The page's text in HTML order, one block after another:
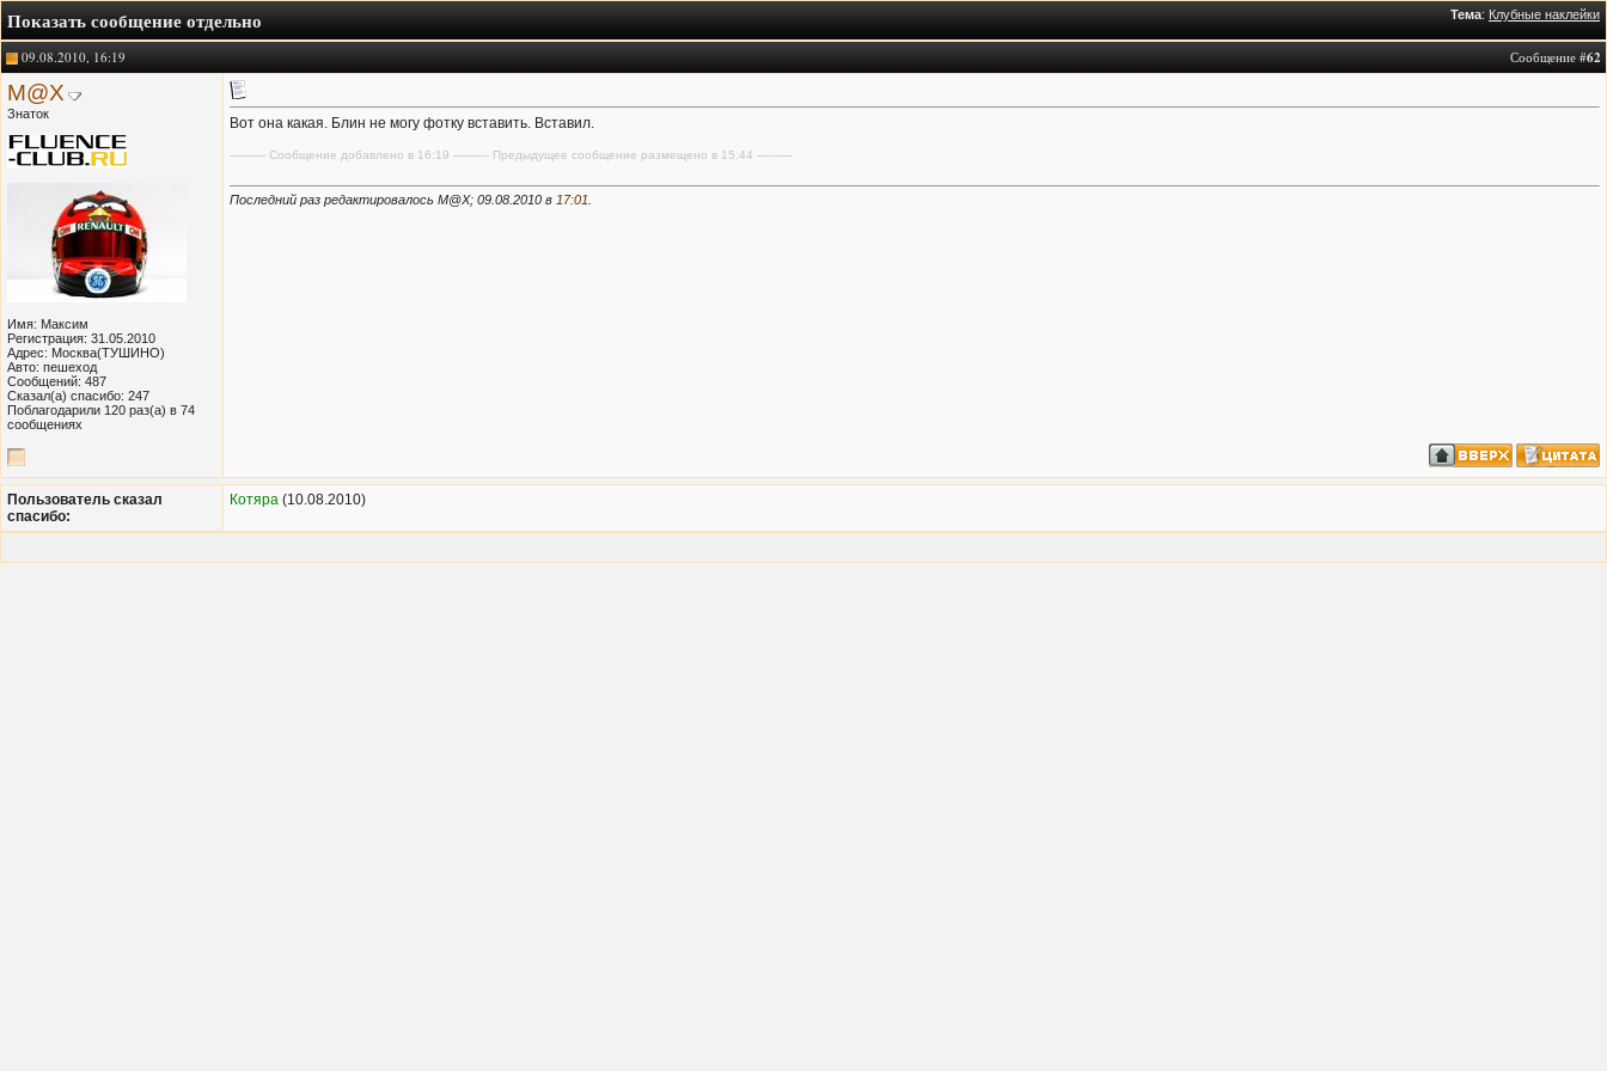
Тема: Клубные наклейки
Показать сообщение отдельно
09.08.2010, 16:19 Сообщение #62
M@X
Знаток
Имя: Максим
Регистрация: 31.05.2010
Адрес: Москва(ТУШИНО)
Авто: пешеход
Сообщений: 487
Сказал(а) спасибо: 247
Поблагодарили 120 раз(а) в 74
сообщениях
Вот она какая. Блин не могу фотку вставить. Вставил.
---------- Сообщение добавлено в 16:19 ---------- Предыдущее сообщение размещено в 15:44 ----------
Последний раз редактировалось M@X; 09.08.2010 в 17:01
Пользователь сказал
cпасибо:
Котяра (10.08.2010)